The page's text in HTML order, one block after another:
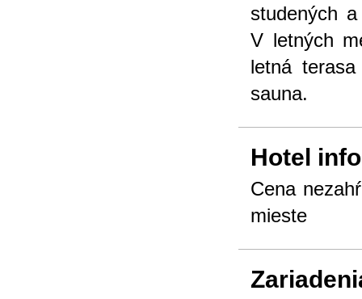
studených
V letných
letná
sauna.
Hotel
Cena
mieste